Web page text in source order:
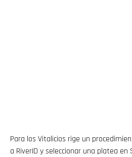
Para los Vitalicios rige un
a RiverID y seleccionar una platea en